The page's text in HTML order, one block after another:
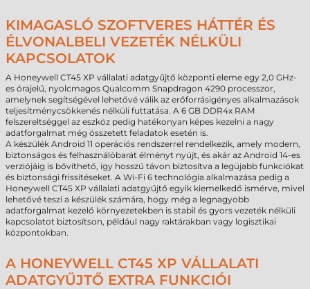
KIMAGASLÓ SZOFTVERES HÁTTÉR ÉS
ÉLVONALBELI VEZETÉK NÉLKÜLI
KAPCSOLATOK
A Honeywell CT45 XP vállalati adatgyűjtő központi eleme egy 2,0 GHz-
es órajelű, nyolcmagos Qualcomm Snapdragon 4290 processzor,
amelynek segítségével lehetővé válik az erőforrásigényes alkalmazások
teljesítménycsökkenés nélküli futtatása. A 6 GB DDR4x RAM
felszereltséggel az eszköz pedig hatékonyan képes kezelni a nagy
adatforgalmat még összetett feladatok esetén is.
A készülék Android 11 operációs rendszerrel rendelkezik, amely modern,
biztonságos és felhasználóbarát élményt nyújt, és akár az Android 14-es
verziójáig is bővíthető, így hosszú távon biztosítva a legújabb funkciókat
és biztonsági frissítéseket. A Wi-Fi 6 technológia alkalmazása pedig a
Honeywell CT45 XP vállalati adatgyűjtő egyik kiemelkedő ismérve, mivel
lehetővé teszi a készülék számára, hogy még a legnagyobb
adatforgalmat kezelő környezetekben is stabil és gyors vezeték nélküli
kapcsolatot biztosítson, például nagy raktárakban vagy logisztikai
központokban.
A HONEYWELL CT45 XP VÁLLALATI
ADATGYŰJTŐ EXTRA FUNKCIÓI